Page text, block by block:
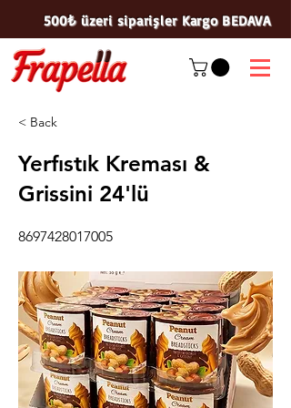
500₺ üzeri siparişler Kargo BEDAVA
< Back
Yerfıstık Kreması &
Grissini 24'lü
8697428017005